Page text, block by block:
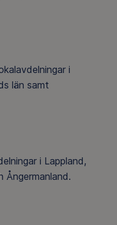
i
län samt
i Lappland,